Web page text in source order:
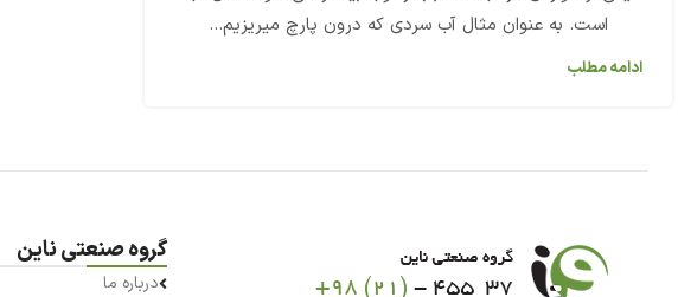
است. به عنوان مثال آب سردی که درون پارچ میریزیم...
ادامه مطلب
گروه صنعتی ناین
درباره ما